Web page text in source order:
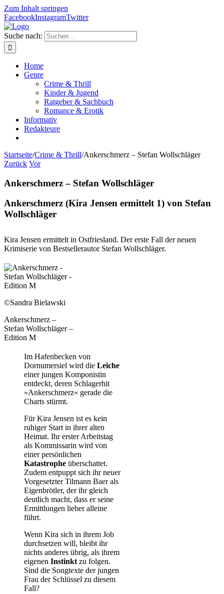
Zum Inhalt springen
FacebookInstagramTwitter
Suche nach:
Home
Genre
Crime & Thrill
Kinder & Jugend
Ratgeber & Sachbuch
Romance & Erotik
Informativ
Redakteure
Startseite/Crime & Thrill/Ankerschmerz – Stefan Wollschläger
Zurück Vor
Ankerschmerz – Stefan Wollschläger
Ankerschmerz (Kira Jensen ermittelt 1) von Stefan
Wollschläger
Kira Jensen ermittelt in Ostfriesland. Der erste Fall der neuen
Krimiserie von Bestsellerautor Stefan Wollschläger.
©Sandra Bielawski
Ankerschmerz –
Stefan Wollschläger –
Edition M
Im Hafenbecken von
Dornumersiel wird die Leiche
einer jungen Komponistin
entdeckt, deren Schlagerhit
»Ankerschmerz« gerade die
Charts stürmt.
Für Kira Jensen ist es kein
ruhiger Start in ihrer alten
Heimat. Ihr erster Arbeitstag
als Kommissarin wird von
einer persönlichen
Katastrophe überschattet.
Zudem entpuppt sich ihr neuer
Vorgesetzter Tilmann Baer als
Eigenbrötler, der ihr gleich
deutlich macht, dass er seine
Ermittlungen lieber alleine
führt.
Wenn Kira sich in ihrem Job
durchsetzen will, bleibt ihr
nichts anderes übrig, als ihrem
eigenen Instinktzu folgen.
Sind die Songtexte der jungen
Frau der Schlüssel zu diesem
Fall?